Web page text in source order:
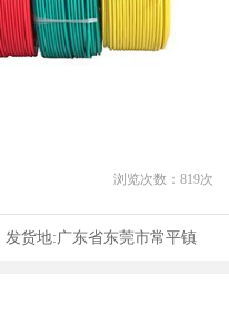
浏览次数： 819次
发货地:广东省东莞市常平镇